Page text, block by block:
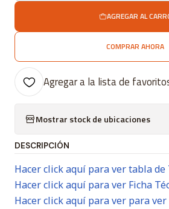
AGREGAR AL
COMPRAR AHORA
Agregar a la lista de
Mostrar stock de ubicaciones
DESCRIPCIÓN
Hacer click aquí para ver tabla de
Hacer click aquí para ver Ficha
Hacer click aquí para ver para